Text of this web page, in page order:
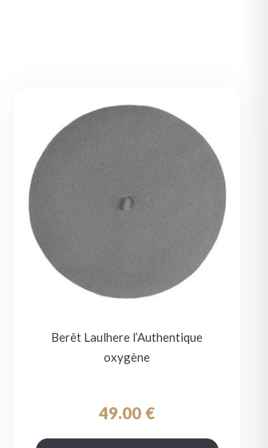
Berêt Laulhere l’Authentique
oxygène
49.00 €